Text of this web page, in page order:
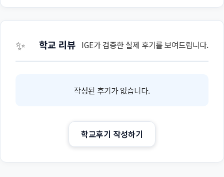
✨ 학교 리뷰 IGE가 검증한 실제 후기를 보여드립니다.
작성된 후기가 없습니다.
학교후기 작성하기